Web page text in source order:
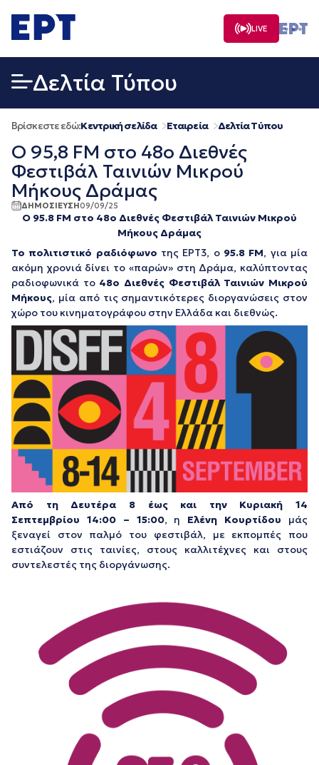
σε
περιεχόμενο
LIVE
Δελτία Τύπου
Βρίσκεστε εδώ:Κεντρική σελίδα Εταιρεία Δελτία Τύπου
Ο 95,8 FM στο 48ο Διεθνές
Φεστιβάλ Ταινιών Μικρού
Μήκους Δράμας
ΔΗΜΟΣΙΕΥΣΗ09/09/25
Ο 95.8 FM στο 48ο Διεθνές Φεστιβάλ Ταινιών Μικρού
Μήκους Δράμας
Το πολιτιστικό ραδιόφωνο της ΕΡΤ3, ο 95.8 FM, για μία
ακόμη χρονιά δίνει το «παρών» στη Δράμα, καλύπτοντας
ραδιοφωνικά το 48ο Διεθνές Φεστιβάλ Ταινιών Μικρού
Μήκους, μία από τις σημαντικότερες διοργανώσεις στον
χώρο του κινηματογράφου στην Ελλάδα και διεθνώς.
Από τη Δευτέρα 8 έως και την Κυριακή 14
Σεπτεμβρίου
14:00 – 15:00, η Ελένη Κουρτίδου μάς
ξεναγεί στον παλμό του φεστιβάλ, με εκπομπές που
εστιάζουν στις ταινίες, στους καλλιτέχνες και στους
συντελεστές της διοργάνωσης.